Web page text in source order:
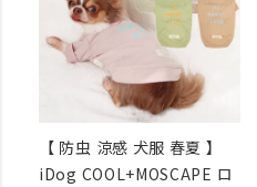
【 防虫 涼感 犬服 春夏 】
iDog COOL+MOSCAPE ロ